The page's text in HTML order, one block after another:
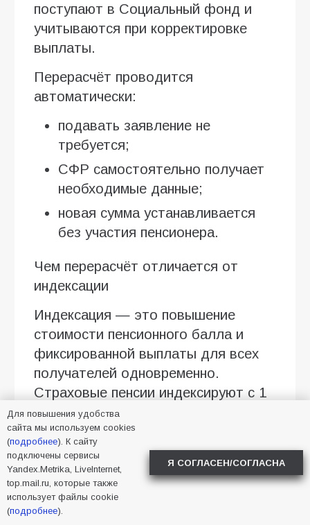
поступают в Социальный фонд и
учитываются при корректировке
выплаты.
Перерасчёт проводится
автоматически:
подавать заявление не
требуется;
СФР самостоятельно получает
необходимые данные;
новая сумма устанавливается
без участия пенсионера.
Чем перерасчёт отличается от
индексации
Индексация — это повышение
стоимости пенсионного балла и
фиксированной выплаты для всех
получателей одновременно.
Страховые пенсии индексируют с 1
января, социальные — с 1 апреля.
Перерасчёт — это пересмотр
данных конкретного пенсионера:
количества заработанных баллов
или состава выплаты. Августовский
перерасчёт учитывает баллы,
Для повышения удобства
сайта мы используем cookies
(подробнее). К сайту
подключены сервисы
Yandex.Metrika, LiveInternet,
top.mail.ru, которые также
использует файлы cookie
(подробнее).
Я СОГЛАСЕН/СОГЛАСНА